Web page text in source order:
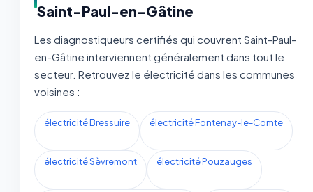
Saint-Paul-en-Gâtine
Les diagnostiqueurs certifiés qui couvrent Saint-Paul-
en-Gâtine interviennent généralement dans tout le
secteur. Retrouvez le électricité dans les communes
voisines :
électricité Bressuire électricité Fontenay-le-Comte
électricité Sèvremont électricité Pouzauges